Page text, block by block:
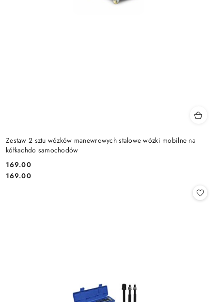
Zestaw 2 sztu wózków manewrowych stalowe wózki mobilne na
kółkachdo samochodów
Cena:
169.00
Cena:
169.00